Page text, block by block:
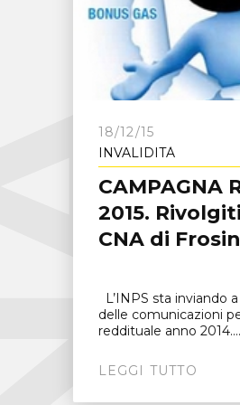
18/12/15
INVALIDITÀ
CAMPAGNA
2015.
CNA di
L’INPS sta inviando
delle comunicazioni
reddituale anno 2014....
LEGGI TUTTO